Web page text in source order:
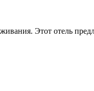
Этот отель